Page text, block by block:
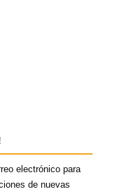
electrónico para
de nuevas